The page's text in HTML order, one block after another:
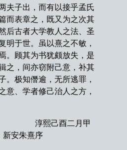
夫子出，而有以接乎孟氏
而表章之，既又为之次其
后古者大学教人之法、圣
明于世。虽以熹之不敏，
。顾其为书犹颇放失，是
之，间亦窃附己意，补其
。极知僭逾，无所逃罪，
意、学者修己治人之方，
酉二月甲
新安朱熹序